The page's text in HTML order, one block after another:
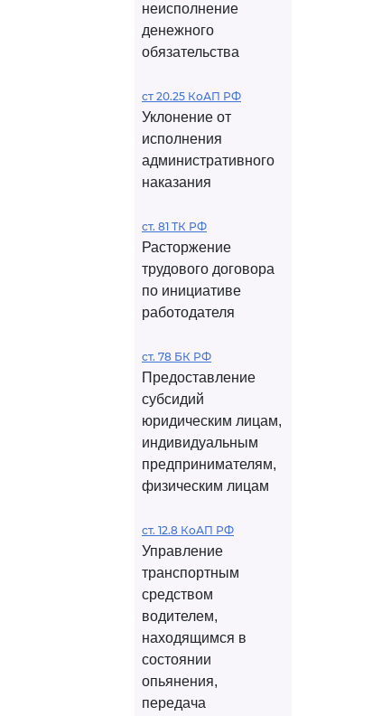
неисполнение
денежного
обязательства
ст 20.25 КоАП РФ
Уклонение от
исполнения
административного
наказания
ст. 81 ТК РФ
Расторжение
трудового договора
по инициативе
работодателя
ст. 78 БК РФ
Предоставление
субсидий
юридическим лицам,
индивидуальным
предпринимателям,
физическим лицам
ст. 12.8 КоАП РФ
Управление
транспортным
средством
водителем,
находящимся в
состоянии
опьянения,
передача